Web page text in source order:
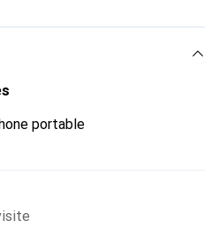
fiable pour une clientèle
portable